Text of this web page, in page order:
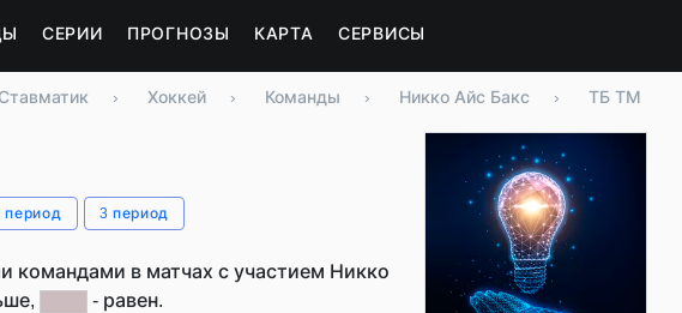
СЕРИИ ПРОГНОЗЫ КАРТА СЕРВИСЫ
Ставматик › Хоккей › Команды › Никко Айс Бакс › ТБ ТМ
период 3 период
командами в матчах с участием Никко
- равен.